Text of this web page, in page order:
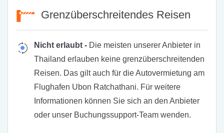
Grenzüberschreitendes Reisen
Nicht erlaubt - Die meisten unserer Anbieter in
Thailand erlauben keine grenzüberschreitenden
Reisen. Das gilt auch für die Autovermietung am
Flughafen Ubon Ratchathani. Für weitere
Informationen können Sie sich an den Anbieter
oder unser Buchungssupport-Team wenden.